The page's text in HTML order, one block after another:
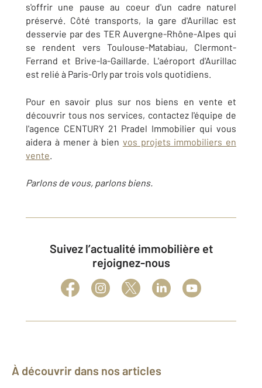
s'offrir une pause au coeur d'un cadre naturel
préservé. Côté transports, la gare d'Aurillac est
desservie par des TER Auvergne-Rhône-Alpes qui
se rendent vers Toulouse-Matabiau, Clermont-
Ferrand et Brive-la-Gaillarde. L'aéroport d'Aurillac
est relié à Paris-Orly par trois vols quotidiens.
Pour en savoir plus sur nos biens en vente et
découvrir tous nos services, contactez l'équipe de
l'agence CENTURY 21 Pradel Immobilier qui vous
aidera à mener à bien vos projets immobiliers en
vente
Parlons de vous, parlons biens.
Suivez l’actualité immobilière et
rejoignez-nous
À découvrir dans nos articles